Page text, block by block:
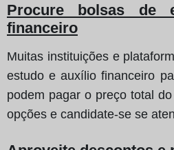
Procure bolsas de
financeiro
Muitas instituições e
estudo e auxílio financeiro
podem pagar o preço total
opções e candidate-se se